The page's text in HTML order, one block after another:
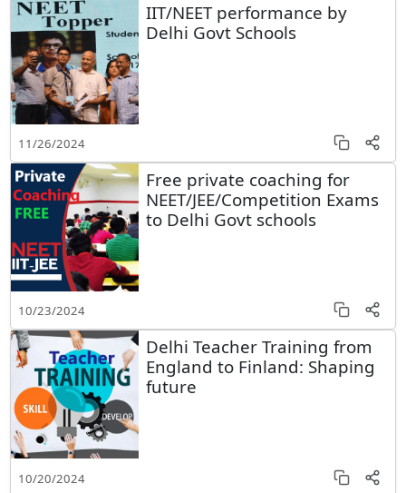
IIT/NEET performance by
Delhi Govt Schools
11/26/2024
Free private coaching for
NEET/JEE/Competition Exams
to Delhi Govt schools
10/23/2024
Delhi Teacher Training from
England to Finland: Shaping
future
10/20/2024